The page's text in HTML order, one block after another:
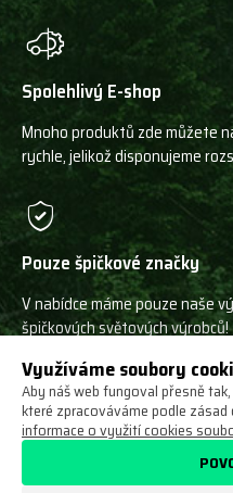
Spolehlivý E-shop
Mnoho produktů zde můžete
rychle, jelikož disponujeme
Pouze špičkové značky
V nabídce máme pouze naše
špičkových světových výrobců!
Ochrana osobních
Odstoupení od
Využíváme soubory
Aby náš web fungoval přesně
které zpracováváme podle
informace o využití cookies